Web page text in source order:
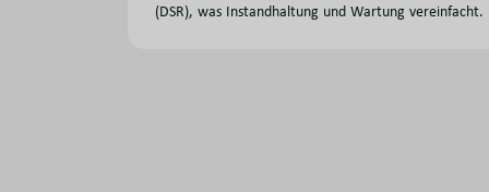
(DSR), was Instandhaltung und Wartung vereinfacht.